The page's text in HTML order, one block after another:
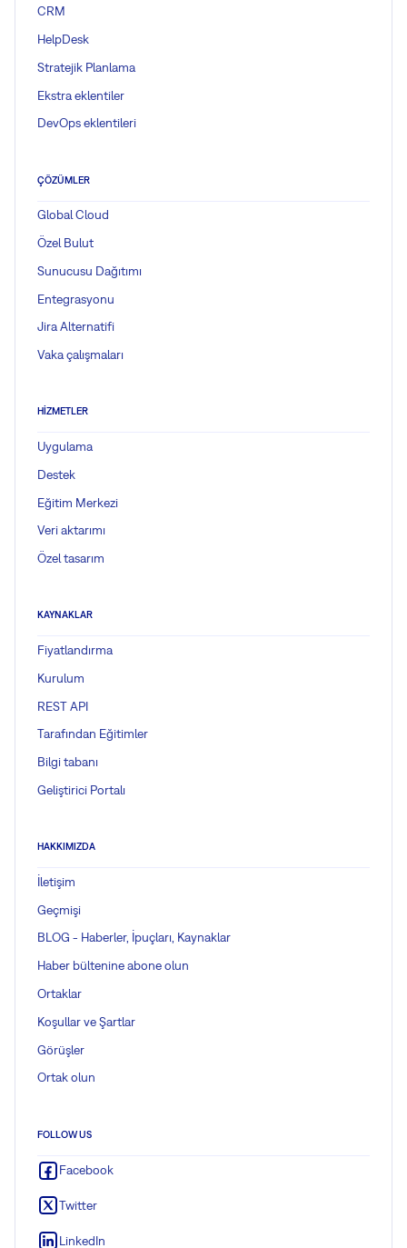
CRM
HelpDesk
Stratejik Planlama
Ekstra eklentiler
DevOps eklentileri
ÇÖZÜMLER
Global Cloud
Özel Bulut
Sunucusu Dağıtımı
Entegrasyonu
Jira Alternatifi
Vaka çalışmaları
HIZMETLER
Uygulama
Destek
Eğitim Merkezi
Veri aktarımı
Özel tasarım
KAYNAKLAR
Fiyatlandırma
Kurulum
REST API
Tarafından Eğitimler
Bilgi tabanı
Geliştirici Portalı
HAKKIMIZDA
İletişim
Geçmişi
BLOG - Haberler, İpuçları, Kaynaklar
Haber bültenine abone olun
Ortaklar
Koşullar ve Şartlar
Görüşler
Ortak olun
FOLLOW US
Facebook
Twitter
LinkedIn